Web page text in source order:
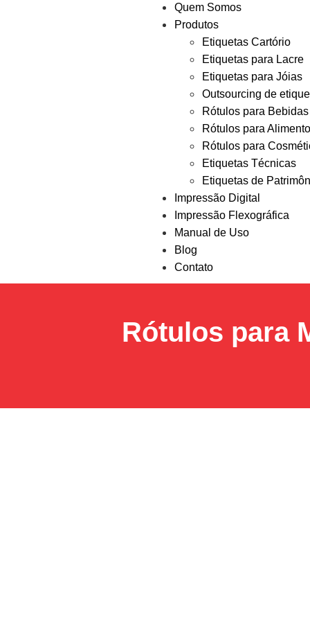
Quem Somos
Produtos
Etiquetas Cartório
Etiquetas para Lacre
Etiquetas para Jóias
Outsourcing de
Rótulos para Bebidas
Rótulos para
Rótulos para
Etiquetas Técnicas
Etiquetas de
Impressão Digital
Impressão Flexográfica
Manual de Uso
Blog
Contato
Rótulos para